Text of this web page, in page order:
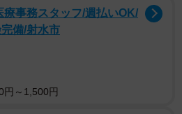
療事務スタッフ/週払いOK/
備/射水市
円～1,500円